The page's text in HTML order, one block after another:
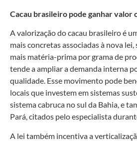
Cacau brasileiro pode ganhar valor
A valorização do cacau brasileiro é
mais concretas associadas à nova
mais matéria-prima por grama de
tende a ampliar a demanda interna
qualidade. Esse movimento pode
locais que investem em sistemas
sistema cabruca no sul da Bahia, e
Pará, citados pelo especialista
A lei também incentiva a